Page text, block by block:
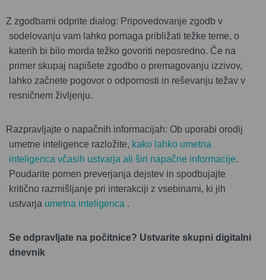
Z zgodbami odprite dialog: Pripovedovanje zgodb v
sodelovanju vam lahko pomaga približati težke teme, o
katerih bi bilo morda težko govoriti neposredno. Če na
primer skupaj napišete zgodbo o premagovanju izzivov,
lahko začnete pogovor o odpornosti in reševanju težav v
resničnem življenju.
Razpravljajte o napačnih informacijah: Ob uporabi orodij
umetne inteligence razložite, kako lahko umetna
inteligenca včasih ustvarja ali širi napačne informacije.
Poudarite pomen preverjanja dejstev in spodbujajte
kritično razmišljanje pri interakciji z vsebinami, ki jih
ustvarja umetna inteligenca .
Se odpravljate na počitnice? Ustvarite skupni digitalni
dnevnik